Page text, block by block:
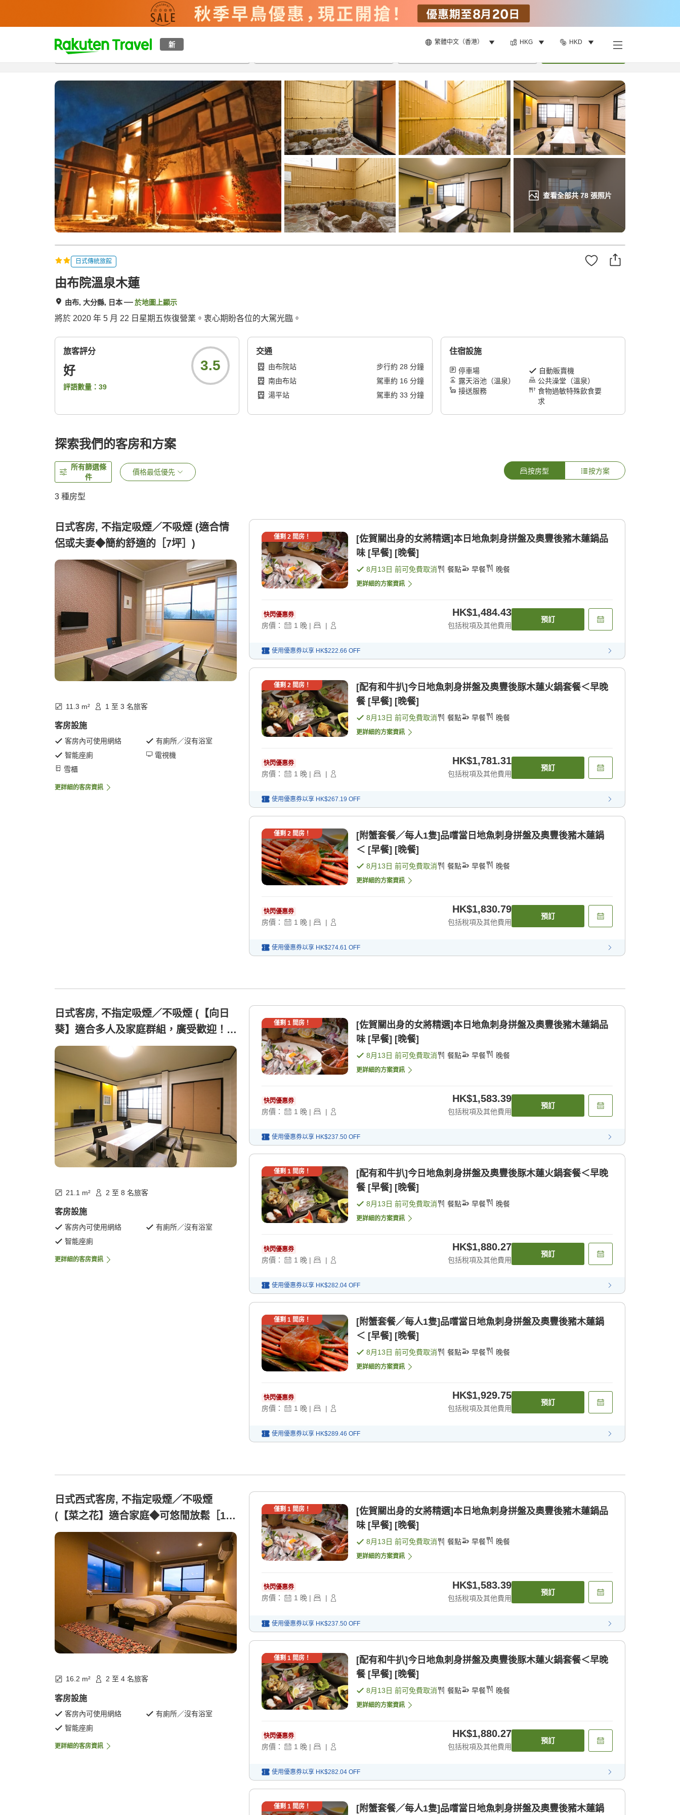
新 繁體中文（香港） HKG HKD
t
p
a
s
e
r
c
查看全部共78張照片
概覽房間及住宿方案 評價設施
日式傳統旅館
由布院溫泉木蓮
由布, 大分縣, 日本 於地圖上顯示
將於 2020 年 5 月 22 日星期五恢復營業。衷心期盼各位的大駕光臨。
旅客評分
好
評語數量： 39
3.5
交通
由布院站 步行約 28 分鐘
南由布站
駕車約 16 分鐘
湯平站
駕車約 33 分鐘
住宿設施
停車場
自動販賣機
露天浴池（溫泉）
公共澡堂（溫泉）
接送服務
食物過敏特殊飲食要
求
探索我們的客房和方案
所有篩選條
件
價格最低優先 按房型 按方案
3 種房型
日式客房, 不指定吸煙／不吸煙 (適合情
侶或夫妻◆簡約舒適的［7坪］)
11.3 m² 1 至 3 名旅客
客房設施
客房內可使用網絡
有廁所／沒有浴室
智能座廁
電視機
雪櫃
更詳細的客房資訊
僅剩 2間房！
[佐賀關出身的女將精選]本日地魚刺身拼盤及奧豐後豬木蓮鍋品
味 [早餐] [晚餐]
8月13日 前可免費取消 餐點 早餐 晚餐
更詳細的方案資訊
快閃優惠券
房價： 1 晚 | |
HK$1,484.43
包括稅項及其他費用
預訂
使用優惠券以享 HK$222.66 OFF
僅剩 2間房！
[配有和牛扒]今日地魚刺身拼盤及奧豐後豚木蓮火鍋套餐＜早晚
餐 [早餐] [晚餐]
8月13日 前可免費取消 餐點 早餐 晚餐
更詳細的方案資訊
快閃優惠券
房價： 1 晚 | |
HK$1,781.31
包括稅項及其他費用
預訂
使用優惠券以享 HK$267.19 OFF
僅剩 2間房！
[附蟹套餐／每人1隻]品嚐當日地魚刺身拼盤及奧豐後豬木蓮鍋
＜ [早餐] [晚餐]
8月13日 前可免費取消 餐點 早餐 晚餐
更詳細的方案資訊
快閃優惠券
房價： 1 晚 | |
HK$1,830.79
包括稅項及其他費用
預訂
使用優惠券以享 HK$274.61 OFF
日式客房, 不指定吸煙／不吸煙 (【向日
葵】適合多人及家庭群組，廣受歡迎！
［寬敞和室13疊］)
21.1 m² 2 至 8 名旅客
客房設施
客房內可使用網絡
有廁所／沒有浴室
智能座廁
更詳細的客房資訊
僅剩 1間房！
[佐賀關出身的女將精選]本日地魚刺身拼盤及奧豐後豬木蓮鍋品
味 [早餐] [晚餐]
8月13日 前可免費取消 餐點 早餐 晚餐
更詳細的方案資訊
快閃優惠券
房價： 1 晚 | |
HK$1,583.39
包括稅項及其他費用
預訂
使用優惠券以享 HK$237.50 OFF
僅剩 1間房！
[配有和牛扒]今日地魚刺身拼盤及奧豐後豚木蓮火鍋套餐＜早晚
餐 [早餐] [晚餐]
8月13日 前可免費取消 餐點 早餐 晚餐
更詳細的方案資訊
快閃優惠券
房價： 1 晚 | |
HK$1,880.27
包括稅項及其他費用
預訂
使用優惠券以享 HK$282.04 OFF
僅剩 1間房！
[附蟹套餐／每人1隻]品嚐當日地魚刺身拼盤及奧豐後豬木蓮鍋
＜ [早餐] [晚餐]
8月13日 前可免費取消 餐點 早餐 晚餐
更詳細的方案資訊
快閃優惠券
房價： 1 晚 | |
HK$1,929.75
包括稅項及其他費用
預訂
使用優惠券以享 HK$289.46 OFF
日式西式客房, 不指定吸煙／不吸煙
(【菜之花】適合家庭◆可悠閒放鬆［10
榻榻米］)
16.2 m² 2 至 4 名旅客
客房設施
客房內可使用網絡
有廁所／沒有浴室
智能座廁
更詳細的客房資訊
僅剩 1間房！
[佐賀關出身的女將精選]本日地魚刺身拼盤及奧豐後豬木蓮鍋品
味 [早餐] [晚餐]
8月13日 前可免費取消 餐點 早餐 晚餐
更詳細的方案資訊
快閃優惠券
房價： 1 晚 | |
HK$1,583.39
包括稅項及其他費用
預訂
使用優惠券以享 HK$237.50 OFF
僅剩 1 間房！
[配有和牛扒]今日地魚刺身拼盤及奧豐後豚木蓮火鍋套餐＜早晚
餐 [早餐] [晚餐]
8月13日 前可免費取消 餐點 早餐 晚餐
更詳細的方案資訊
快閃優惠券
房價： 1 晚 | |
HK$1,880.27
包括稅項及其他費用
預訂
使用優惠券以享 HK$282.04 OFF
僅剩 1 間房！ [附蟹套餐／每人1隻]品嚐當日地魚刺身拼盤及奧豐後豬木蓮鍋